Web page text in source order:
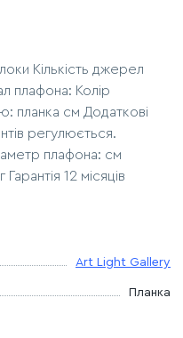
Кількість джерел
плафона: Колір
планка см Додаткові
регулюється.
плафона: см
12 місяців
Art Light Gallery
Планка